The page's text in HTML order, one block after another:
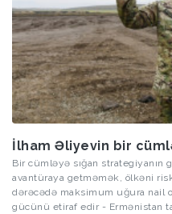
İlham Əliyevin bir
Bir cümləyə sığan strategiyanın
avantüraya getməmək, ölkəni
dərəcədə maksimum uğura nail
gücünü etiraf edir - Ermənistan